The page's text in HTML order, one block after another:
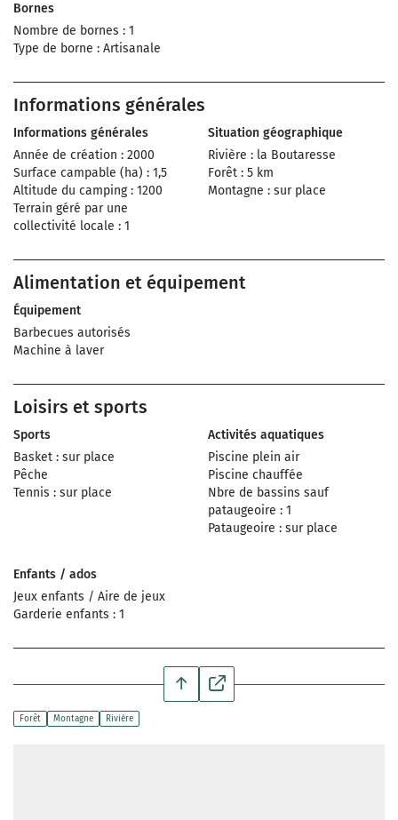
Bornes
Nombre de bornes : 1
Type de borne : Artisanale
Informations générales
Informations générales
Année de création : 2000
Surface campable (ha) : 1,5
Altitude du camping : 1200
Terrain géré par une
collectivité locale : 1
Situation géographique
Rivière : la Boutaresse
Forêt : 5 km
Montagne : sur place
Alimentation et équipement
Équipement
Barbecues autorisés
Machine à laver
Loisirs et sports
Sports
Basket : sur place
Pêche
Tennis : sur place
Activités aquatiques
Piscine plein air
Piscine chauffée
Nbre de bassins sauf
pataugeoire : 1
Pataugeoire : sur place
Enfants / ados
Jeux enfants / Aire de jeux
Garderie enfants : 1
Forêt Montagne Rivière